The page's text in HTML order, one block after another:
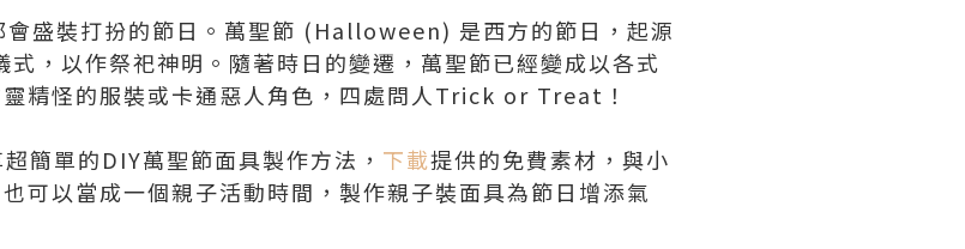
盛裝打扮的節日。萬聖節 (Halloween) 是西方的節日，起源
，以作祭祀神明。隨著時日的變遷，萬聖節已經變成以各式
精怪的服裝或卡通惡人角色，四處問人Trick or Treat！
簡單的DIY萬聖節面具製作方法， 下載提供的免費素材，與小
可以當成一個親子活動時間，製作親子裝面具為節日增添氣